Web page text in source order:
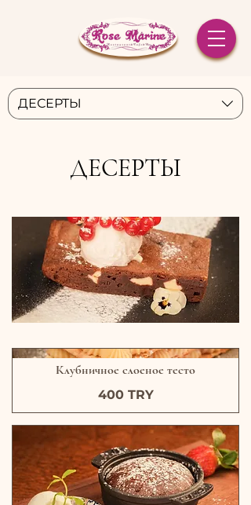
ДЕСЕРТЫ
ДЕСЕРТЫ
Клубничное слоеное тесто
400 TRY